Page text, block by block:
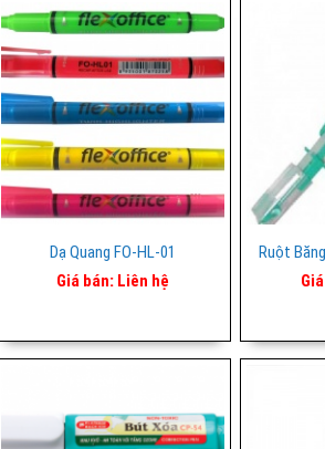
Dạ Quang FO-HL-01
Giá bán: Liên hệ
Ruột